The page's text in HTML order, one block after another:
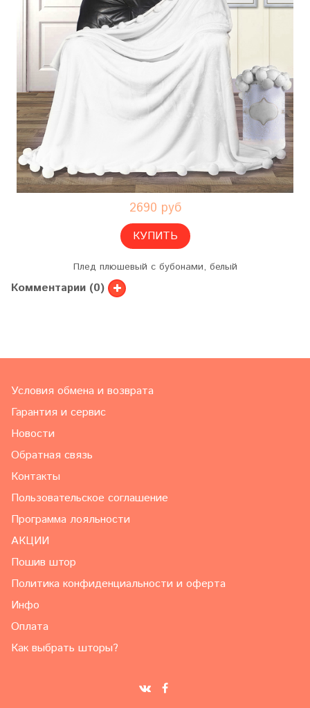
2690 руб
КУПИТЬ
Плед плюшевый с бубонами, белый
Комментарии (0)
Условия обмена и возврата
Гарантия и сервис
Новости
Обратная связь
Контакты
Пользовательское соглашение
Программа лояльности
АКЦИИ
Пошив штор
Политика конфиденциальности и оферта
Инфо
Оплата
Как выбрать шторы?